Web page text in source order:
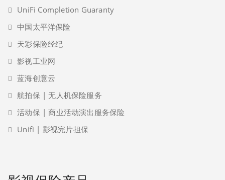
UniFi Completion Guaranty
中国太平洋保险
天彩保险经纪
影视工业网
蓝海创意云
航拍保 | 无人机保险服务
活动保 | 商业活动演出服务保险
Unifi | 影视完片担保